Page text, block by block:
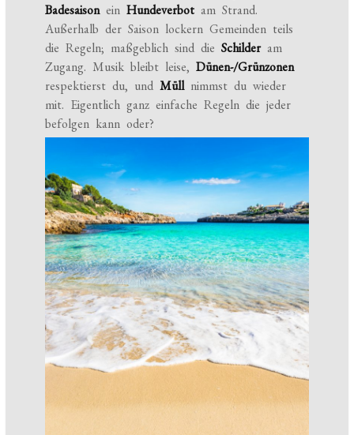
BadesaisoneinHundeverbot am Strand.
Außerhalb der Saison lockern Gemeinden teils
die Regeln; maßgeblich sind dieSchilderam
Zugang. Musik bleibt leise,Dünen-/Grünzonen
respektierst du, undMüllnimmst du wieder
mit. Eigentlich ganz einfache Regeln die jeder
befolgen kann oder?